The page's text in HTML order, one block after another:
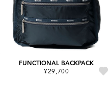
FUNCTIONAL BACKPACK
¥29,700